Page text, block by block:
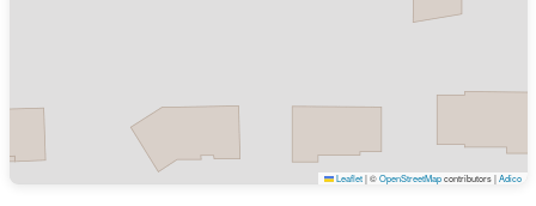
NSEILS N
Leaflet |©OpenStreetMapcontributors |Adico